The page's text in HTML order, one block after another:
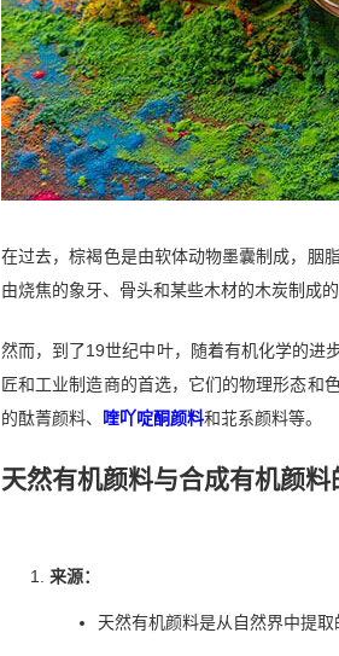
在过去，棕褐色是由软体动物墨囊制成，胭
由烧焦的象牙、骨头和某些木材的木炭制成的
然而，到了19世纪中叶，随着有机化学的进
匠和工业制造商的首选，它们的物理形态和
的酞菁颜料、
喹吖啶酮颜料和苝系颜料等。
天然有机颜料与合成有机颜料
来源：
天然有机颜料是从自然界中提